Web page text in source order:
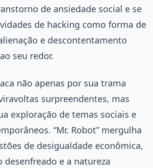
de ansiedade social e se
de hacking como forma de
e descontentamento
seu redor.
não apenas por sua trama
surpreendentes, mas
exploração de temas sociais e
“Mr. Robot” mergulha
de desigualdade econômica,
e a natureza